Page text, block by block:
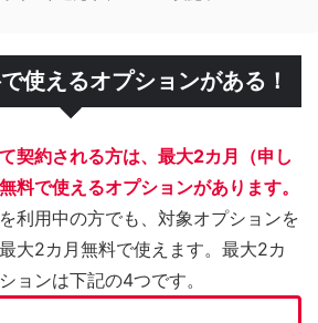
使えるオプションがある！
契約される方は、最大2カ月（申し
料で使えるオプションがあります。
利用中の方でも、対象オプションを
大2カ月無料で使えます。最大2カ
ョンは下記の4つです。